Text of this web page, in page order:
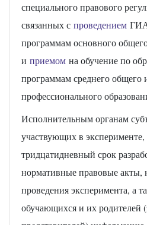
специального правового
связанных с проведением
программам основного
и приемом на обучение по
программам среднего общего
профессионального
Исполнительным органам
участвующих в эксперименте,
тридцатидневный срок
нормативные правовые акты,
проведения эксперимента, а
обучающихся и их родителей